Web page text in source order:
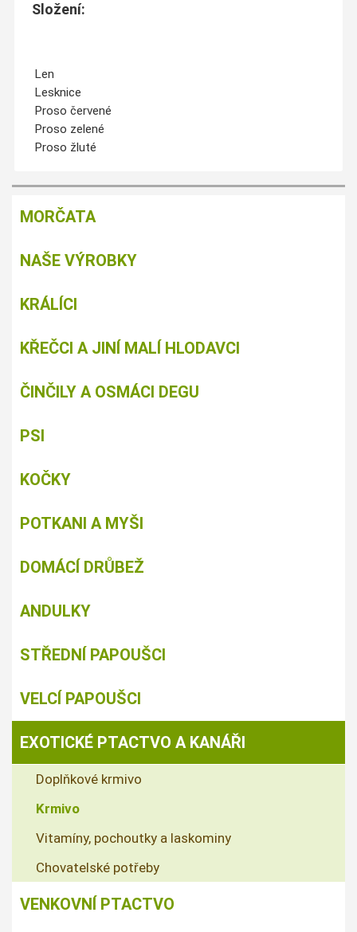
Složení:
Len
Lesknice
Proso červené
Proso zelené
Proso žluté
MORČATA
NAŠE VÝROBKY
KRÁLÍCI
KŘEČCI A JINÍ MALÍ HLODAVCI
ČINČILY A OSMÁCI DEGU
PSI
KOČKY
POTKANI A MYŠI
DOMÁCÍ DRŮBEŽ
ANDULKY
STŘEDNÍ PAPOUŠCI
VELCÍ PAPOUŠCI
EXOTICKÉ PTACTVO A KANÁŘI
Doplňkové krmivo
Krmivo
Vitamíny, pochoutky a laskominy
Chovatelské potřeby
VENKOVNÍ PTACTVO